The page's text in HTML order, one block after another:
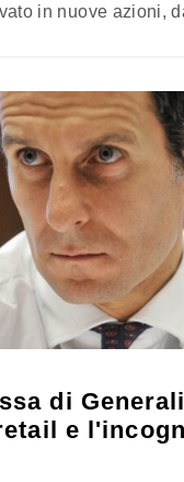
in nuove azioni,
serviranno a
per la
di
e